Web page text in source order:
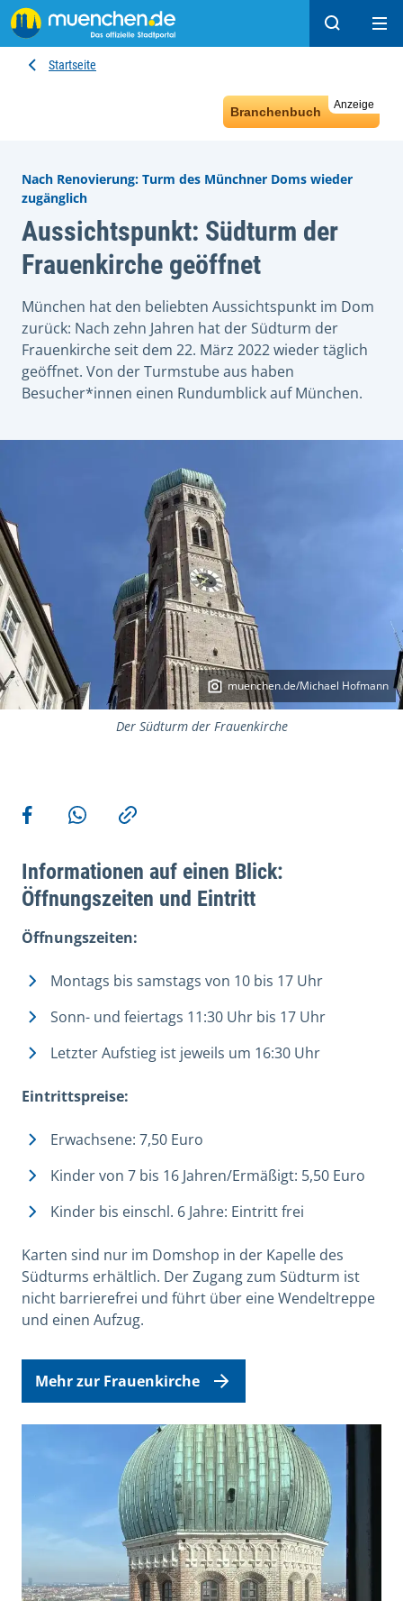
Suchen
Startseite
Anzeige
Branchenbuch
Nach Renovierung: Turm des Münchner Doms wieder
zugänglich
Aussichtspunkt: Südturm der
Frauenkirche geöffnet
München hat den beliebten Aussichtspunkt im Dom
zurück: Nach zehn Jahren hat der Südturm der
Frauenkirche seit dem 22. März 2022 wieder täglich
geöffnet. Von der Turmstube aus haben
Besucher*innen einen Rundumblick auf München.
muenchen.de/Michael Hofmann
Der Südturm der Frauenkirche
Weitere Aktionen
Teilen auf Facebook
Teilen via WhatsApp
Kopieren
Informationen auf einen Blick:
Öffnungszeiten und Eintritt
Öffnungszeiten:
Montags bis samstags von 10 bis 17 Uhr
Sonn- und feiertags 11:30 Uhr bis 17 Uhr
Letzter Aufstieg ist jeweils um 16:30 Uhr
Eintrittspreise:
Erwachsene: 7,50 Euro
Kinder von 7 bis 16 Jahren/Ermäßigt: 5,50 Euro
Kinder bis einschl. 6 Jahre: Eintritt frei
Karten sind nur im Domshop in der Kapelle des
Südturms erhältlich. Der Zugang zum Südturm ist
nicht barrierefrei und führt über eine Wendeltreppe
und einen Aufzug.
Mehr zur Frauenkirche